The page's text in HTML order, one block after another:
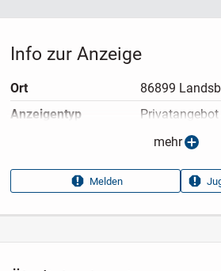
Info zur Anzeige
Ort
86899
Anzeigen­typ
Privatangebot
12.05.2026
Anzeigen­kennung
2681276f
Aufrufe dieser
12
mehr
Melden